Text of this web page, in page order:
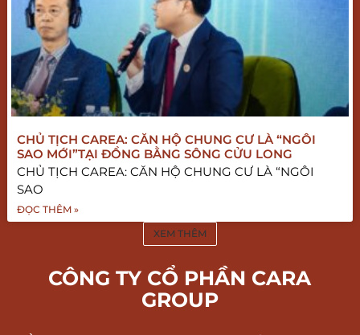
CHỦ TỊCH CAREA: CĂN HỘ CHUNG CƯ LÀ “NGÔI
SAO MỚI”TẠI ĐỒNG BẰNG SÔNG CỬU LONG
CHỦ TỊCH CAREA: CĂN HỘ CHUNG CƯ LÀ “NGÔI
SAO
ĐỌC THÊM »
XEM THÊM
CÔNG TY CỔ PHẦN CARA
GROUP